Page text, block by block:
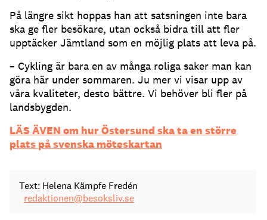
På längre sikt hoppas han att satsningen inte bara
ska ge fler besökare, utan också bidra till att fler
upptäcker Jämtland som en möjlig plats att leva på.
– Cykling är bara en av många roliga saker man kan
göra här under sommaren. Ju mer vi visar upp av
våra kvaliteter, desto bättre. Vi behöver bli fler på
landsbygden.
LÄS ÄVEN om hur Östersund ska ta en större
plats på svenska möteskartan
Text: Helena Kämpfe Fredén
redaktionen@besoksliv.se